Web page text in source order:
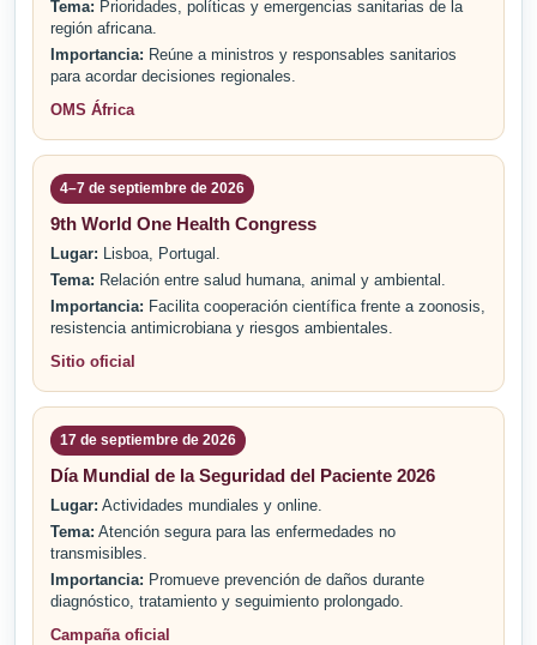
Tema: Prioridades, políticas y emergencias sanitarias de la
región africana.
Importancia: Reúne a ministros y responsables sanitarios
para acordar decisiones regionales.
OMS África
4–7 de septiembre de 2026
9th World One Health Congress
Lugar: Lisboa, Portugal.
Tema: Relación entre salud humana, animal y ambiental.
Importancia: Facilita cooperación científica frente a zoonosis,
resistencia antimicrobiana y riesgos ambientales.
Sitio oficial
17 de septiembre de 2026
Día Mundial de la Seguridad del Paciente 2026
Lugar: Actividades mundiales y online.
Tema: Atención segura para las enfermedades no
transmisibles.
Importancia: Promueve prevención de daños durante
diagnóstico, tratamiento y seguimiento prolongado.
Campaña oficial